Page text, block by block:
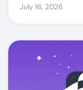
July 16, 2026